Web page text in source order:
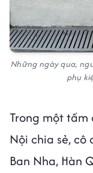
Những ngày qua,
phụ
Trong một
Nội chia sẻ,
Ban Nha, Hàn